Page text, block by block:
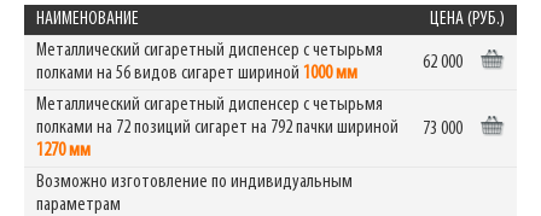
НАИМЕНОВАНИЕ
ЦЕНА (РУБ.)
Металлический сигаретный диспенсер с четырьмя
полками на 56 видов сигарет шириной 1000 мм
62 000
Металлический сигаретный диспенсер с четырьмя
полками на 72 позиций сигарет на 792 пачки шириной
1270 мм
73 000
Возможно изготовление по индивидуальным
параметрам